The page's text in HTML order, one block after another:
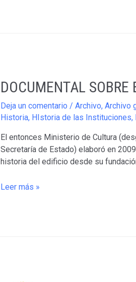
DOCUMENTAL
Deja un comentario / Archivo, Archivo
Historia, HIstoria de las Instituciones,
El entonces Ministerio de Cultura
Secretaría de Estado) elaboró en
historia del edificio desde su
DOCUMENTAL
Leer más »